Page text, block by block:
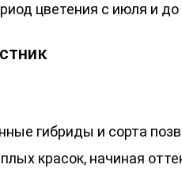
цветения с июля и
гибриды и сорта
красок, начиная